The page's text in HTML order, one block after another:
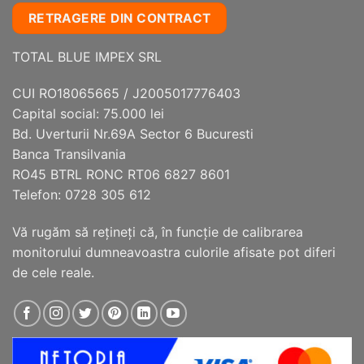
RETRAGERE DIN CONTRACT
TOTAL BLUE IMPEX SRL
CUI RO18065665 / J2005017776403
Capital social: 75.000 lei
Bd. Uverturii Nr.69A Sector 6 Bucuresti
Banca Transilvania
RO45 BTRL RONC RT06 6827 8601
Telefon: 0728 305 612
Vă rugăm să reţineţi că, în funcţie de calibrarea
monitorului dumneavoastra culorile afisate pot diferi
de cele reale.